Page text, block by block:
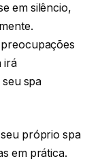
em silêncio,
irá
spa
próprio spa
em prática.